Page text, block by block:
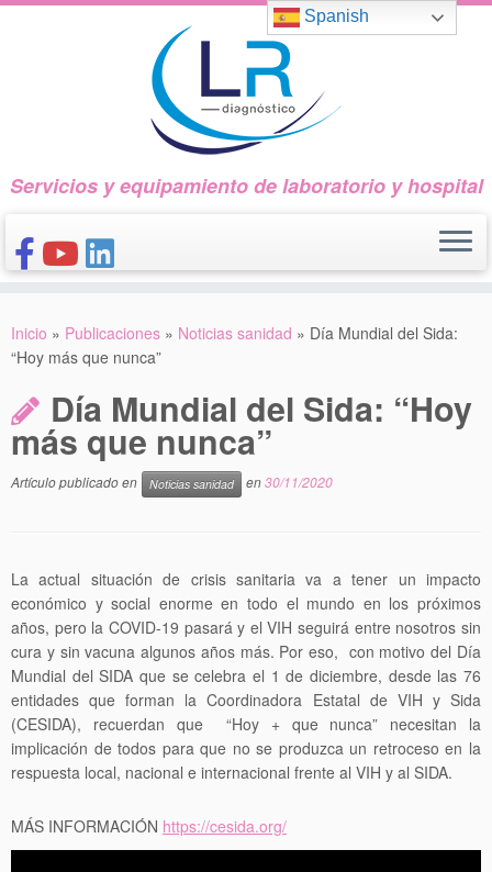
Saltar
Servicios y equipamiento de laboratorio y hospital
CONÓCENOS
PUBLICACIONES
Inicio » Publicaciones » Noticias sanidad » Día Mundial del Sida:
“Hoy más que nunca”
Día Mundial del Sida: “Hoy
más que nunca”
Artículo publicado en Noticias sanidad en30/11/2020
La actual situación de crisis sanitaria va a tener un impacto
económico y social enorme en todo el mundo en los próximos
años, pero la COVID-19 pasará y el VIH seguirá entre nosotros sin
cura y sin vacuna algunos años más. Por eso, con motivo del Día
Mundial del SIDA que se celebra el 1 de diciembre, desde las 76
entidades que forman la Coordinadora Estatal de VIH y Sida
(CESIDA), recuerdan que “Hoy + que nunca” necesitan la
implicación de todos para que no se produzca un retroceso en la
respuesta local, nacional e internacional frente al VIH y al SIDA.
MÁS INFORMACIÓN https://cesida.org/
Spanish